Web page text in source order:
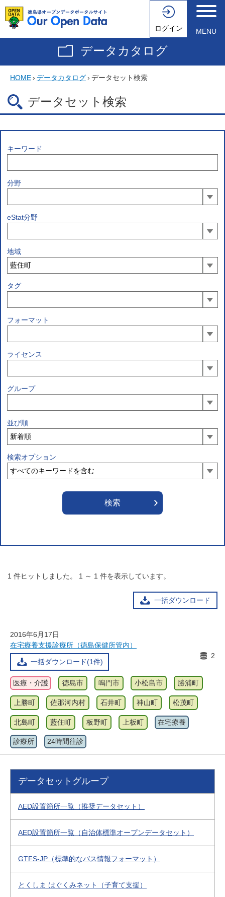
ログイン MENU
データカタログ
HOME› データカタログ› データセット検索
データセット検索
キーワード
分野
eStat分野
地域
タグ
フォーマット
ライセンス
グループ
並び順
検索オプション
1 件ヒットしました。 1 ～ 1 件を表示しています。
一括ダウンロード
2016年6月17日
在宅療養支援診療所（徳島保健所管内）
一括ダウンロード(1件)
2
医療・介護 徳島市 鳴門市 小松島市 勝浦町
上勝町 佐那河内村 石井町 神山町 松茂町
北島町 藍住町 板野町 上板町 在宅療養
診療所 24時間往診
データセットグループ
AED設置箇所一覧（推奨データセット）
AED設置箇所一覧（自治体標準オープンデータセット）
GTFS-JP（標準的なバス情報フォーマット）
とくしま はぐくみネット（子育て支援）